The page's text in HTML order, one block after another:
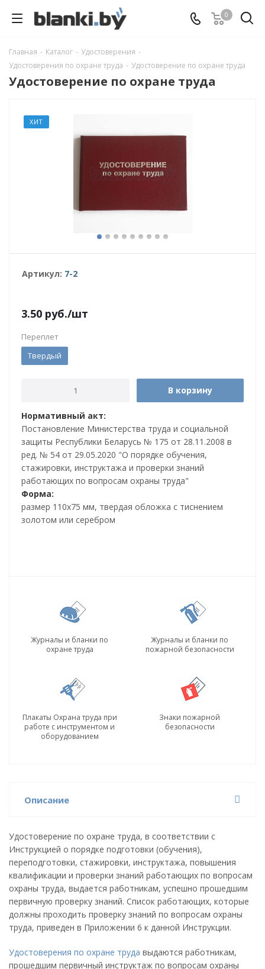
0
Главная - Каталог - Удостоверения -
Удостоверения по охране труда - Удостоверение по охране труда
Удостоверение по охране труда
ХИТ
Артикул: 7-2
3.50 руб./шт
Переплет
Твердый
В корзину
Нормативный акт:
Постановление Министерства труда и социальной
защиты Республики Беларусь № 175 от 28.11.2008 в
ред. № 54 от 29.05.2020 "О порядке обучения,
стажировки, инструктажа и проверки знаний
работающих по вопросам охраны труда"
Форма:
размер 110х75 мм, твердая обложка с тиснением
золотом или серебром
Журналы и бланки по
охране труда
Журналы и бланки по
пожарной безопасности
Плакаты Охрана труда при
работе с инструментом и
оборудованием
Знаки пожарной
безопасности
Описание
Удостоверение по охране труда, в соответствии с
Инструкцией о порядке подготовки (обучения),
переподготовки, стажировки, инструктажа, повышения
квалификации и проверки знаний работающих по вопросам
охраны труда, выдается работникам, успешно прошедшим
первичную проверку знаний. Список работающих, которые
должны проходить проверку знаний по вопросам охраны
труда, приведен в Приложении 6 к данной Инструкции.
Удостоверения по охране труда выдаются работникам,
прошедшим первичный инструктаж по вопросам охраны